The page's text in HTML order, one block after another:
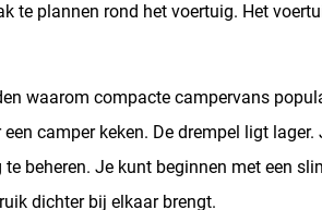
te plannen rond het voertuig. Het
waarom compacte campervans
camper keken. De drempel ligt
te beheren. Je kunt beginnen met een
dichter bij elkaar brengt.